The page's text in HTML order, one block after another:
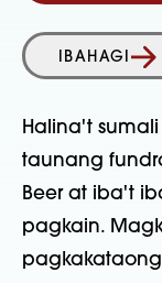
IBAHAGI
Halina't
taunang
Beer at iba't
pagkain.